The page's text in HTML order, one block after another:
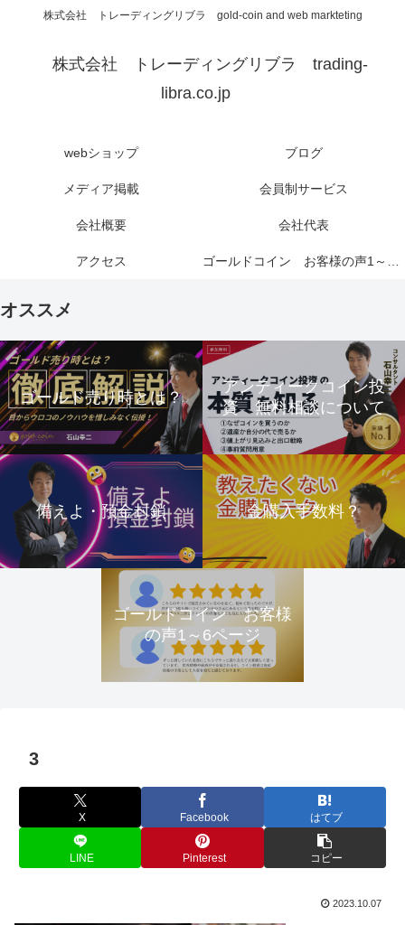
株式会社 トレーディングリブラ gold-coin and web markteting
株式会社 トレーディングリブラ trading-
libra.co.jp
webショップ ブログ
メディア掲載 会員制サービス
会社概要 会社代表
アクセス ゴールドコイン お客様の声1～6ページ
オススメ
ゴールド売り時とは？
アンティークコイン投
資 無料相談について
備えよ・預金封鎖 金購入手数料？
ゴールドコイン お客様
の声1～6ページ
3
X Facebook はてブ
LINE Pinterest コピー
2023.10.07